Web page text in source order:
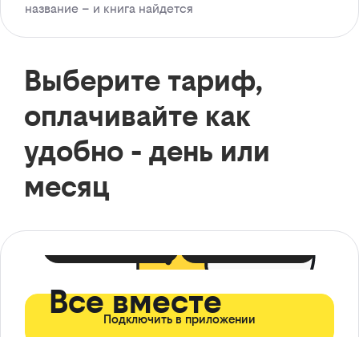
название – и книга найдется
Выберите тариф,
оплачивайте как
удобно - день или
месяц
Все вместе
Подключить в приложении